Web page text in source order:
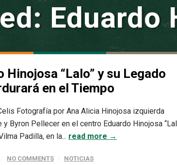
Eduardo
Hinojosa “Lalo” y su Legado
en el Tiempo
Fotografía por Ana Alicia Hinojosa izquierda
y Byron Pellecer en el centro Eduardo Hinojosa
Padilla, en la... read more →
NO COMMENTS NOTICIAS